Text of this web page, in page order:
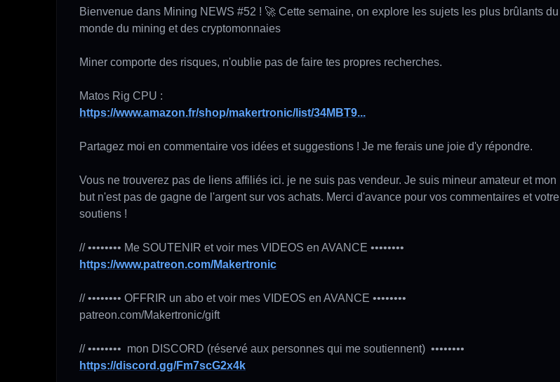
Bienvenue dans Mining NEWS #52 ! 🚀 Cette semaine, on explore les sujets les plus brûlants du
monde du mining et des cryptomonnaies
Miner comporte des risques, n'oublie pas de faire tes propres recherches.
https://www.amazon.fr/shop/makertronic/list/34MBT9...
Partagez moi en commentaire vos idées et suggestions ! Je me ferais une joie d'y répondre.
Vous ne trouverez pas de liens affiliés ici. je ne suis pas vendeur. Je suis mineur amateur et mon
but n'est pas de gagne de l'argent sur vos achats. Merci d'avance pour vos commentaires et votre
soutiens !
https://www.patreon.com/Makertronic
// •••••••• OFFRIR un abo et voir mes VIDEOS en AVANCE ••••••••
patreon.com/Makertronic/gift
https://discord.gg/Fm7scG2x4k